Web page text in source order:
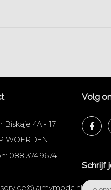
Biskaje 4A - 17
WOERDEN
088 374 9674
Volg
Schrijf